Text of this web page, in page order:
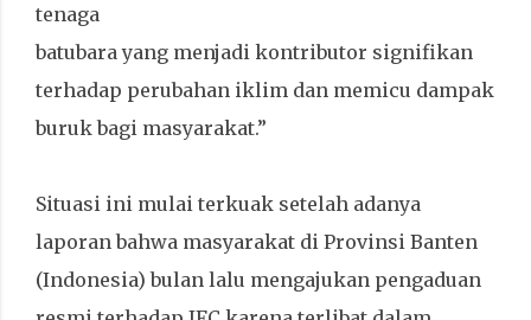
tenaga
batubara yang menjadi kontributor signifikan
terhadap perubahan iklim dan memicu dampak
buruk bagi masyarakat.”
Situasi ini mulai terkuak setelah adanya
laporan bahwa masyarakat di Provinsi Banten
(Indonesia) bulan lalu mengajukan pengaduan